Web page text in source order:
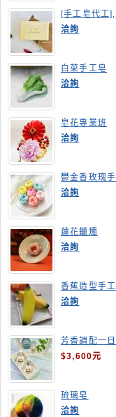
[手工皂代工],
膠原蛋白手工
皂
洽詢
白菜手工皂
洽詢
皂花專業班
洽詢
鬱金香玫瑰手
工皂(長高型)
洽詢
蓮花蠟燭
洽詢
香蕉造型手工
皂
洽詢
芳香調配一日
班
$3,600元
琉璃皂
洽詢